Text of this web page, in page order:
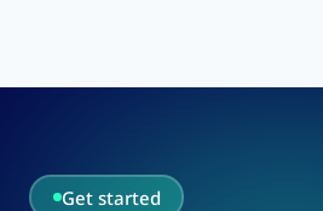
Get started